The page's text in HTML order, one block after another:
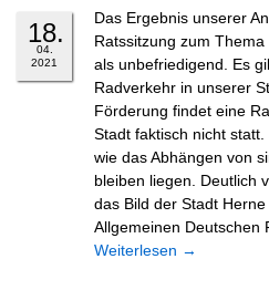
18.
04.
2021
Das Ergebnis unserer
Ratssitzung zum
als unbefriedigend. Es
Radverkehr in unserer
Förderung findet eine
Stadt faktisch nicht
wie das Abhängen von
bleiben liegen. Deutlich
das Bild der Stadt
Allgemeinen Deutschen
Weiterlesen →